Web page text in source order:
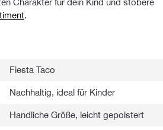
Charakter für dein Kind und stöbere
.
Fiesta Taco
Nachhaltig, ideal für Kinder
Handliche Größe, leicht gepolstert